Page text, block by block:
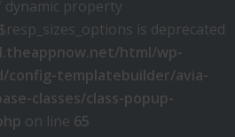
dynamic property
is deprecated
html/wp-
templatebuilder/avia-
classes/class-popup-
on line 65